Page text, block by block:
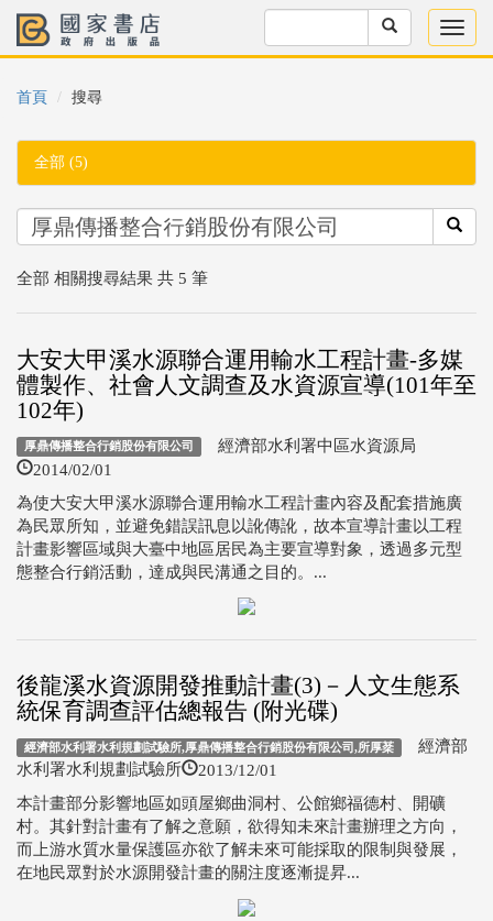
首頁 搜尋
全部 (5)
全部 相關搜尋結果 共 5 筆
大安大甲溪水源聯合運用輸水工程計畫-多媒
體製作、社會人文調查及水資源宣導(101年至
102年)
厚鼎傳播整合行銷股份有限公司 經濟部水利署中區水資源局
2014/02/01
為使大安大甲溪水源聯合運用輸水工程計畫內容及配套措施廣
為民眾所知，並避免錯誤訊息以訛傳訛，故本宣導計畫以工程
計畫影響區域與大臺中地區居民為主要宣導對象，透過多元型
態整合行銷活動，達成與民溝通之目的。...
後龍溪水資源開發推動計畫(3)－人文生態系
統保育調查評估總報告 (附光碟)
經濟部水利署水利規劃試驗所,厚鼎傳播整合行銷股份有限公司,所厚棻 經濟部
水利署水利規劃試驗所
2013/12/01
本計畫部分影響地區如頭屋鄉曲洞村、公館鄉福德村、開礦
村。其針對計畫有了解之意願，欲得知未來計畫辦理之方向，
而上游水質水量保護區亦欲了解未來可能採取的限制與發展，
在地民眾對於水源開發計畫的關注度逐漸提昇...